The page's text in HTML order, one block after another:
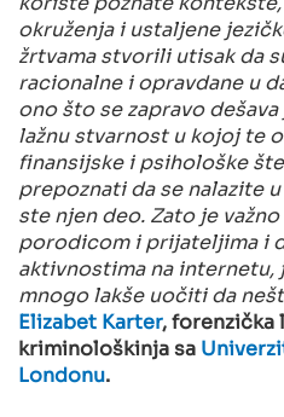
okruženja i ustaljene
žrtvama stvorili utisak da
racionalne i opravdane u
ono što se zapravo
lažnu stvarnost u kojoj te
finansijske i psihološke
prepoznati da se nalazite
ste njen deo. Zato je
porodicom i prijateljima i
aktivnostima na internetu,
mnogo lakše uočiti da
Elizabet Karter,
kriminološkinja sa
Londonu.